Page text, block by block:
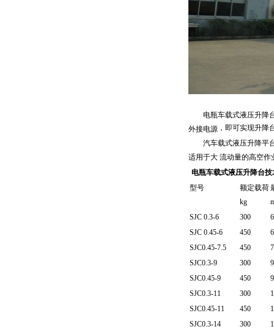
电瓶车载式液压升降台
外接电源 ，即可实现升
汽车载式液压升降平台
适用于大 流动量的高空作
电瓶车载式液压升降台技
型号
额定载荷
kg
SJC 0.3-6
300
SJC 0.45-6
450
SJC0.45-7.5
450
SJC0.3-9
300
SJC0.45-9
450
SJC0.3-11
300
SJC0.45-11
450
SJC0.3-14
300